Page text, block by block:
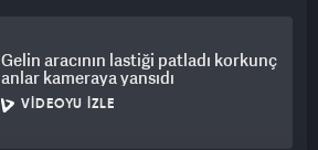
Gelin aracının lastiği patladı korkunç
anlar kameraya yansıdı
VIDEOYU İZLE